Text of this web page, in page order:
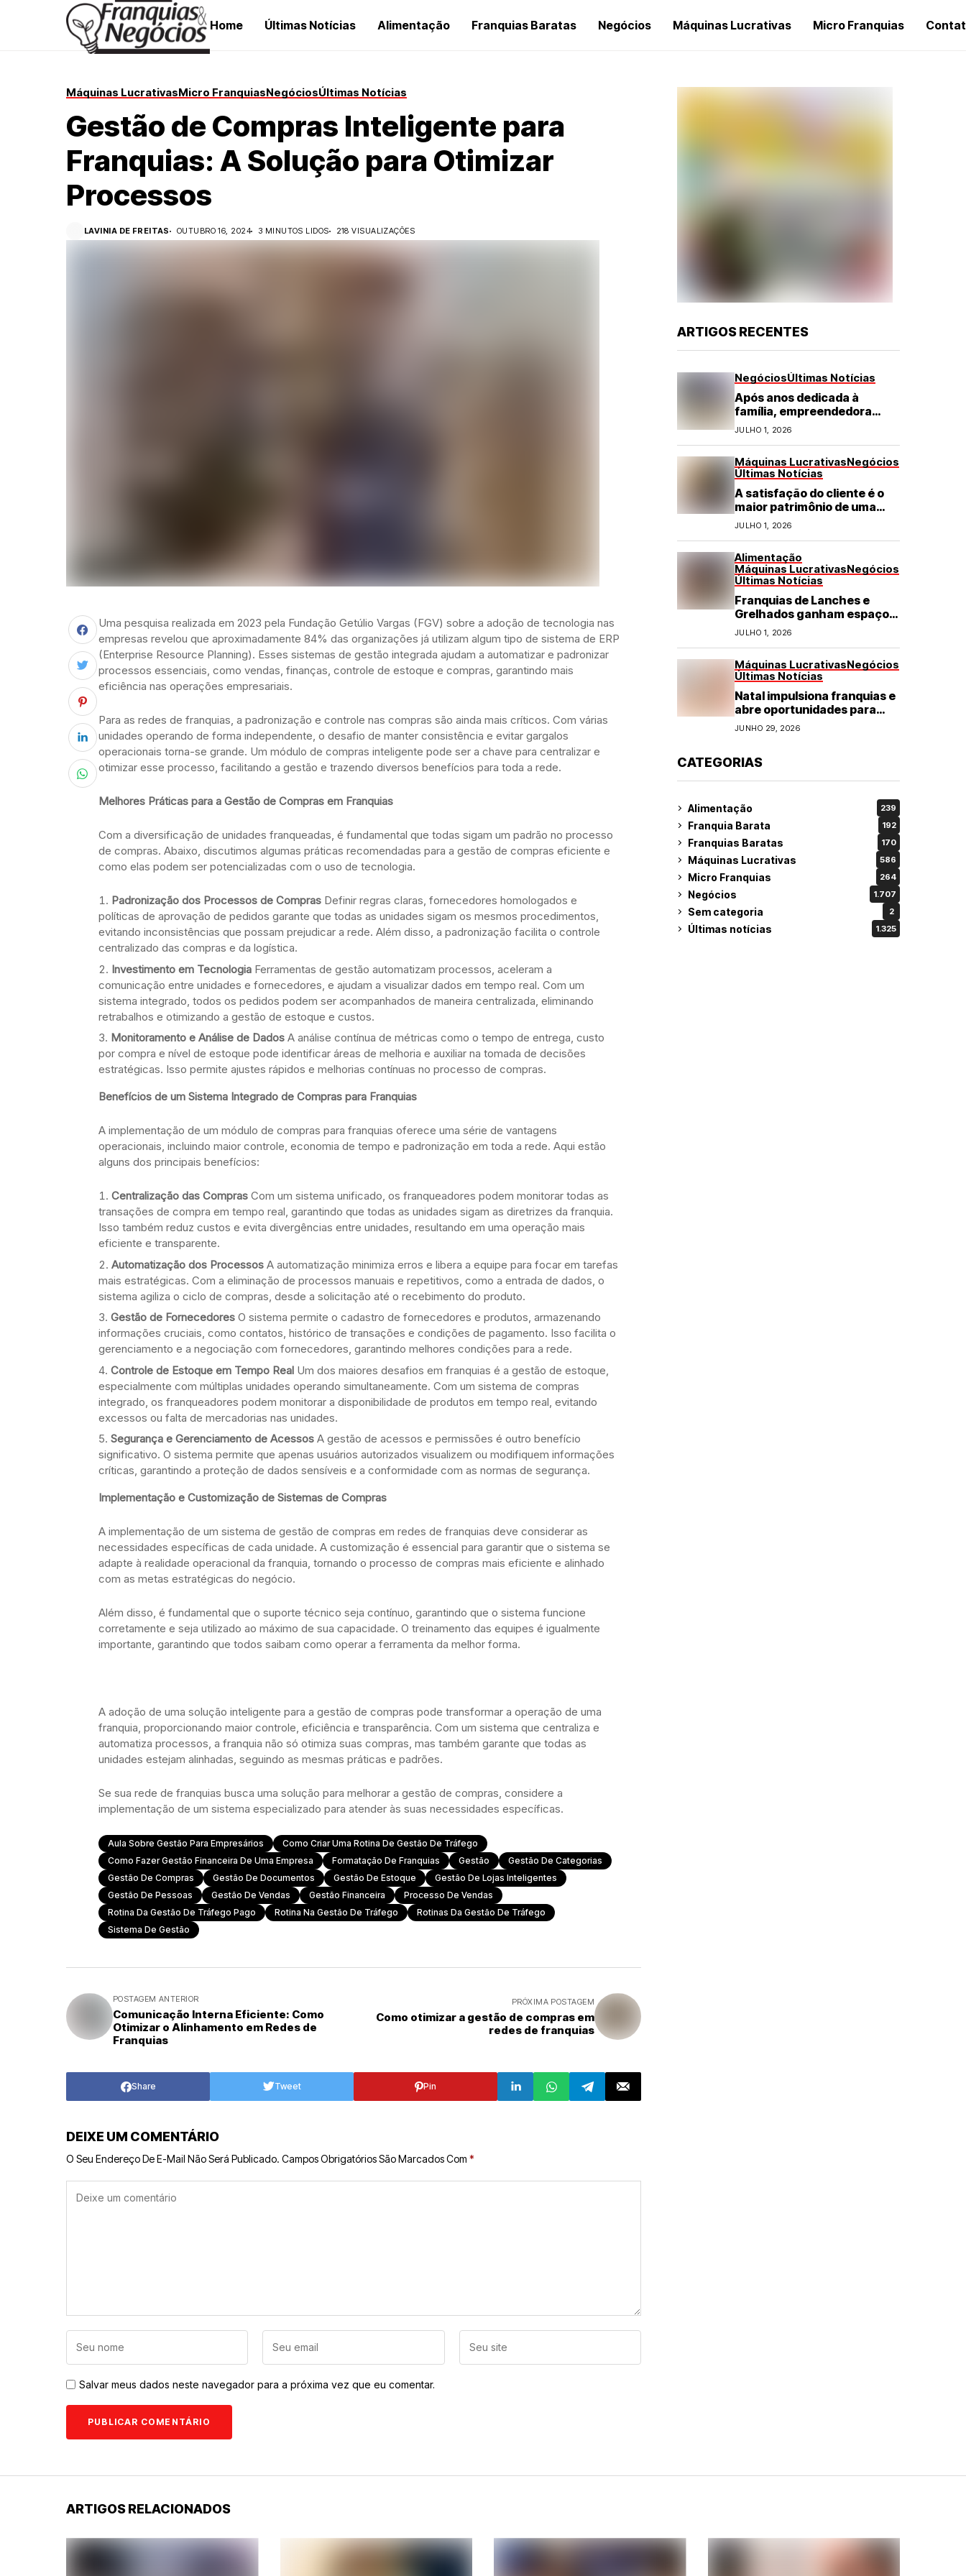
Home Últimas Notícias Alimentação Franquias Baratas Negócios Máquinas Lucrativas Micro Franquias
Máquinas LucrativasMicro FranquiasNegóciosÚltimas Notícias
Gestão de Compras Inteligente para
Franquias: A Solução para Otimizar
Processos
LAVINIA DE FREITAS OUTUBRO 16, 2024 3 MINUTOS LIDOS 218 VISUALIZAÇÕES
Uma pesquisa realizada em 2023 pela Fundação Getúlio Vargas (FGV) sobre a adoção de tecnologia nas
empresas revelou que aproximadamente 84% das organizações já utilizam algum tipo de sistema de ERP
(Enterprise Resource Planning). Esses sistemas de gestão integrada ajudam a automatizar e padronizar
processos essenciais, como vendas, finanças, controle de estoque e compras, garantindo mais
eficiência nas operações empresariais.
Para as redes de franquias, a padronização e controle nas compras são ainda mais críticos. Com várias
unidades operando de forma independente, o desafio de manter consistência e evitar gargalos
operacionais torna-se grande. Um módulo de compras inteligente pode ser a chave para centralizar e
otimizar esse processo, facilitando a gestão e trazendo diversos benefícios para toda a rede.
Melhores Práticas para a Gestão de Compras em Franquias
Com a diversificação de unidades franqueadas, é fundamental que todas sigam um padrão no processo
de compras. Abaixo, discutimos algumas práticas recomendadas para a gestão de compras eficiente e
como elas podem ser potencializadas com o uso de tecnologia.
Padronização dos Processos de Compras Definir regras claras, fornecedores homologados e
políticas de aprovação de pedidos garante que todas as unidades sigam os mesmos procedimentos,
evitando inconsistências que possam prejudicar a rede. Além disso, a padronização facilita o controle
centralizado das compras e da logística.
Investimento em Tecnologia Ferramentas de gestão automatizam processos, aceleram a
comunicação entre unidades e fornecedores, e ajudam a visualizar dados em tempo real. Com um
sistema integrado, todos os pedidos podem ser acompanhados de maneira centralizada, eliminando
retrabalhos e otimizando a gestão de estoque e custos.
Monitoramento e Análise de Dados A análise contínua de métricas como o tempo de entrega, custo
por compra e nível de estoque pode identificar áreas de melhoria e auxiliar na tomada de decisões
estratégicas. Isso permite ajustes rápidos e melhorias contínuas no processo de compras.
Benefícios de um Sistema Integrado de Compras para Franquias
A implementação de um módulo de compras para franquias oferece uma série de vantagens
operacionais, incluindo maior controle, economia de tempo e padronização em toda a rede. Aqui estão
alguns dos principais benefícios:
Centralização das Compras Com um sistema unificado, os franqueadores podem monitorar todas as
transações de compra em tempo real, garantindo que todas as unidades sigam as diretrizes da franquia.
Isso também reduz custos e evita divergências entre unidades, resultando em uma operação mais
eficiente e transparente.
Automatização dos Processos A automatização minimiza erros e libera a equipe para focar em tarefas
mais estratégicas. Com a eliminação de processos manuais e repetitivos, como a entrada de dados, o
sistema agiliza o ciclo de compras, desde a solicitação até o recebimento do produto.
Gestão de Fornecedores O sistema permite o cadastro de fornecedores e produtos, armazenando
informações cruciais, como contatos, histórico de transações e condições de pagamento. Isso facilita o
gerenciamento e a negociação com fornecedores, garantindo melhores condições para a rede.
Controle de Estoque em Tempo Real Um dos maiores desafios em franquias é a gestão de estoque,
especialmente com múltiplas unidades operando simultaneamente. Com um sistema de compras
integrado, os franqueadores podem monitorar a disponibilidade de produtos em tempo real, evitando
excessos ou falta de mercadorias nas unidades.
Segurança e Gerenciamento de Acessos A gestão de acessos e permissões é outro benefício
significativo. O sistema permite que apenas usuários autorizados visualizem ou modifiquem informações
críticas, garantindo a proteção de dados sensíveis e a conformidade com as normas de segurança.
Implementação e Customização de Sistemas de Compras
A implementação de um sistema de gestão de compras em redes de franquias deve considerar as
necessidades específicas de cada unidade. A customização é essencial para garantir que o sistema se
adapte à realidade operacional da franquia, tornando o processo de compras mais eficiente e alinhado
com as metas estratégicas do negócio.
Além disso, é fundamental que o suporte técnico seja contínuo, garantindo que o sistema funcione
corretamente e seja utilizado ao máximo de sua capacidade. O treinamento das equipes é igualmente
importante, garantindo que todos saibam como operar a ferramenta da melhor forma.
A adoção de uma solução inteligente para a gestão de compras pode transformar a operação de uma
franquia, proporcionando maior controle, eficiência e transparência. Com um sistema que centraliza e
automatiza processos, a franquia não só otimiza suas compras, mas também garante que todas as
unidades estejam alinhadas, seguindo as mesmas práticas e padrões.
Se sua rede de franquias busca uma solução para melhorar a gestão de compras, considere a
implementação de um sistema especializado para atender às suas necessidades específicas.
Aula Sobre Gestão Para Empresários
Como Criar Uma Rotina De Gestão De Tráfego
Como Fazer Gestão Financeira De Uma Empresa
Formatação De Franquias Gestão
Gestão De Categorias
Gestão De Compras
Gestão De Documentos Gestão De Estoque
Gestão De Lojas Inteligentes
Gestão De Pessoas
Gestão De Vendas Gestão Financeira
Processo De Vendas
Rotina Da Gestão De Tráfego Pago
Rotina Na Gestão De Tráfego
Rotinas Da Gestão De Tráfego
Sistema De Gestão
POSTAGEM ANTERIOR
Comunicação Interna Eficiente: Como
Otimizar o Alinhamento em Redes de
Franquias
PRÓXIMA POSTAGEM
Como otimizar a gestão de compras em
redes de franquias
Share Tweet Pin
DEIXE UM COMENTÁRIO
O Seu Endereço De E-Mail Não Será Publicado. Campos Obrigatórios São Marcados Com *
Salvar meus dados neste navegador para a próxima vez que eu comentar.
ARTIGOS RECENTES
NegóciosÚltimas Notícias
Após anos dedicada à
família, empreendedora
transforma franquia de
turismo em negócio de
JULHO 1, 2026
Máquinas LucrativasNegócios
Últimas Notícias
A satisfação do cliente é o
maior patrimônio de uma
franquia
JULHO 1, 2026
Alimentação
Máquinas LucrativasNegócios
Últimas Notícias
Franquias de Lanches e
Grelhados ganham espaço
com demanda por refeições
rápidas e de qualidade
JULHO 1, 2026
Máquinas LucrativasNegócios
Últimas Notícias
Natal impulsiona franquias e
abre oportunidades para
diversos segmentos do
JUNHO 29, 2026
CATEGORIAS
Alimentação 239
Franquia Barata 192
Franquias Baratas 170
Máquinas Lucrativas 586
Micro Franquias 264
Negócios 1.707
Sem categoria 2
Últimas notícias 1.325
ARTIGOS RELACIONADOS